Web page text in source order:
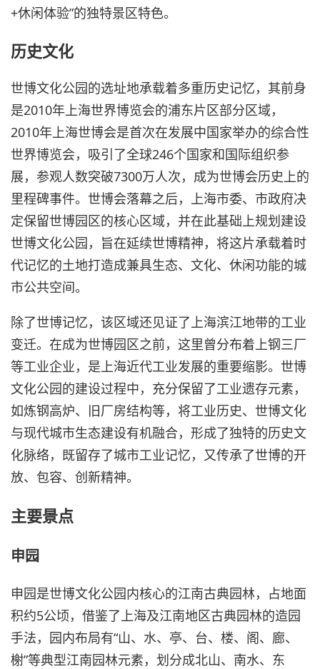
+休闲体验”的独特景区特色。
历史文化
世博文化公园的选址地承载着多重历史记忆，其前身
是2010年上海世界博览会的浦东片区部分区域，
2010年上海世博会是首次在发展中国家举办的综合性
世界博览会，吸引了全球246个国家和国际组织参
展，参观人数突破7300万人次，成为世博会历史上的
里程碑事件。世博会落幕之后，上海市委、市政府决
定保留世博园区的核心区域，并在此基础上规划建设
世博文化公园，旨在延续世博精神，将这片承载着时
代记忆的土地打造成兼具生态、文化、休闲功能的城
市公共空间。
除了世博记忆，该区域还见证了上海滨江地带的工业
变迁。在成为世博园区之前，这里曾分布着上钢三厂
等工业企业，是上海近代工业发展的重要缩影。世博
文化公园的建设过程中，充分保留了工业遗存元素，
如炼钢高炉、旧厂房结构等，将工业历史、世博文化
与现代城市生态建设有机融合，形成了独特的历史文
化脉络，既留存了城市工业记忆，又传承了世博的开
放、包容、创新精神。
主要景点
申园
申园是世博文化公园内核心的江南古典园林，占地面
积约5公顷，借鉴了上海及江南地区古典园林的造园
手法，园内布局有“山、水、亭、台、楼、阁、廊、
榭”等典型江南园林元素，划分成北山、南水、东